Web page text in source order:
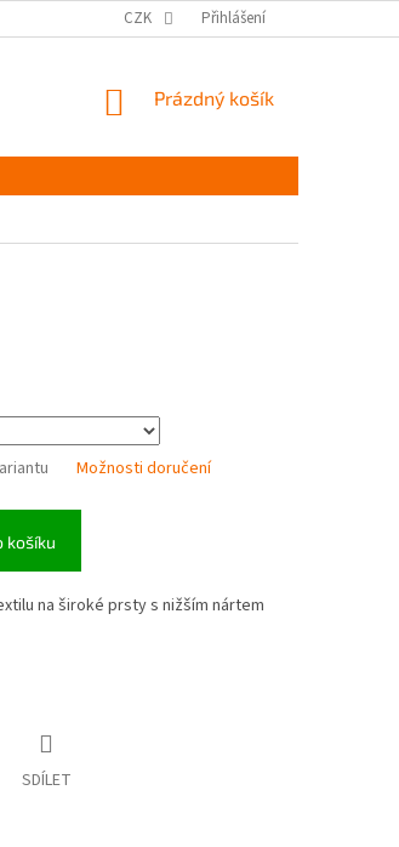
JAK PEČOVAT O OBUV
CZK Přihlášení
NÁKUPNÍ
Prázdný košík
Možnosti doručení
košíku
na široké prsty s nižším nártem
SDÍLET